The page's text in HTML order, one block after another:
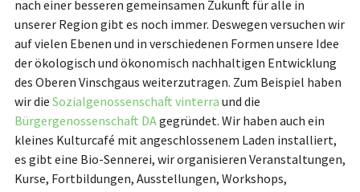
nach einer besseren gemeinsamen Zukunft für alle in
unserer Region gibt es noch immer. Deswegen versuchen wir
auf vielen Ebenen und in verschiedenen Formen unsere Idee
der ökologisch und ökonomisch nachhaltigen Entwicklung
des Oberen Vinschgaus weiterzutragen. Zum Beispiel haben
wir die Sozialgenossenschaft vinterra und die
Bürgergenossenschaft DAgegründet. Wir haben auch ein
kleines Kulturcafé mit angeschlossenem Laden installiert,
es gibt eine Bio-Sennerei, wir organisieren Veranstaltungen,
Kurse, Fortbildungen, Ausstellungen, Workshops,